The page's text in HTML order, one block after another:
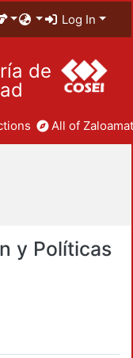
Log In
de
All of
y Políticas